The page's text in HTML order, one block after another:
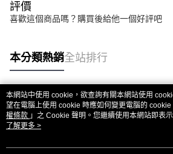
評價
喜歡這個商品嗎？購買後給他一個好評吧
本分類熱銷全站排行
熱門標籤
本網站中使用 cookie，欲查詢有關本網站使用
望在電腦上使用 cookie 時應如何變更電腦的 cookie
權條款 」之 Cookie 聲明。您繼續使用本網站即表
用條款之 Cookie 聲明使用 cookie。
了解更多 >